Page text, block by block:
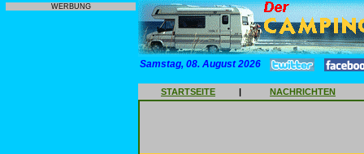
WERBUNG
Samstag, 08. August 2026
STARTSEITE | NACHRICHTEN